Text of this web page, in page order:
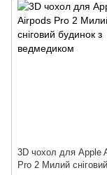
3D чохол для Apple
Pro 2 Милий